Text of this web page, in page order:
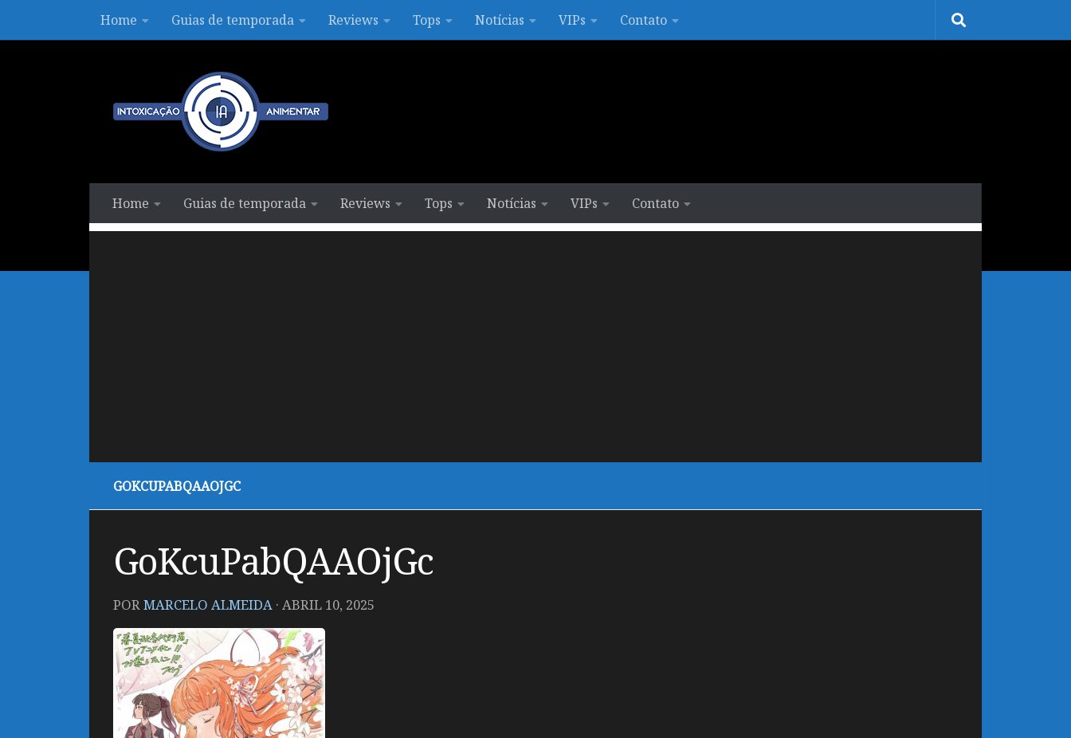
Skip to contentHome Guias de temporada Reviews Tops Notícias VIPs Contato
Home Guias de temporada Reviews Tops Notícias VIPs Contato
GOKCUPABQAAOJGC
GoKcuPabQAAOjGc
PORMARCELO ALMEIDA · ABRIL 10, 2025